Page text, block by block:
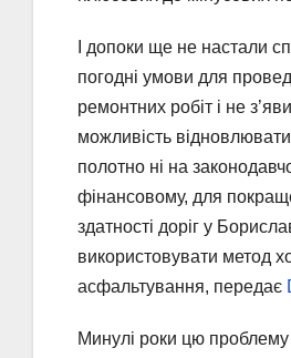
І допоки ще не настали
погодні умови для
ремонтних робіт і не
можливість
полотно ні на
фінансовому, для
здатності доріг у
використовувати метод
асфальтування, передає
Минулі роки цю